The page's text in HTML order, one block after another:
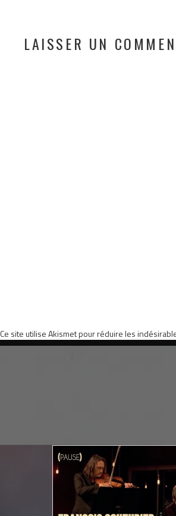
LAISSER UN
Ce site utilise Akismet pour réduire les